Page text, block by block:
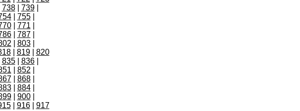
738| 739|
| 755|
| 771
| 787|
803|
| 819| 820
835| 836|
852
| 868|
| 884|
| 900|
| 916| 917